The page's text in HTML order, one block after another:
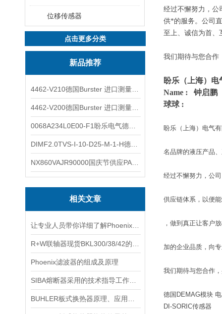
位移传感器
点击更多分类
新品推荐
相关文章
Phoenix滤波器的组成及原理
经过不懈努力，公
供*的服务。公司
至上、诚信为首、
我们期待与您合作
盼乐（上海）电
Name : 钟启鹏
球球 :
盼乐（上海）电气
名品牌的液压产品
经过不懈努力，公
供应链体系，以便
，做到真正让客户
加的企业品质，向
我们期待与您合作
德国DEMAG模块
DI-SORIC传感器